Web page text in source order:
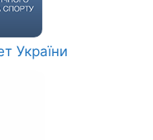
України